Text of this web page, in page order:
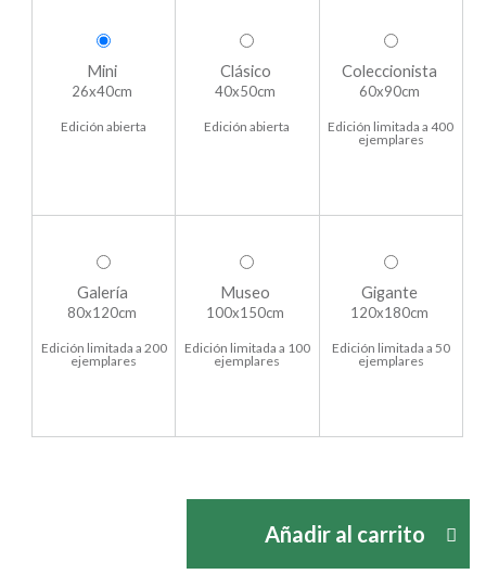
Mini
26x40cm
Edición abierta
Clásico
40x50cm
Edición abierta
Coleccionista
60x90cm
Edición limitada a 400
ejemplares
Galería
80x120cm
Edición limitada a 200
ejemplares
Museo
100x150cm
Edición limitada a 100
ejemplares
Gigante
120x180cm
Edición limitada a 50
ejemplares
Añadir al carrito